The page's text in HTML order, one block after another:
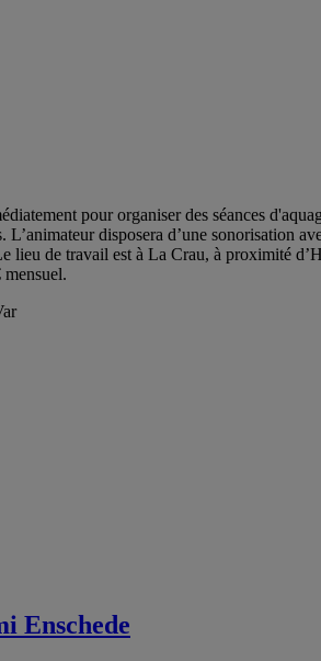
pour organiser des séances
L’animateur disposera d’une
lieu de travail est à La Crau, à proximité
Enschede